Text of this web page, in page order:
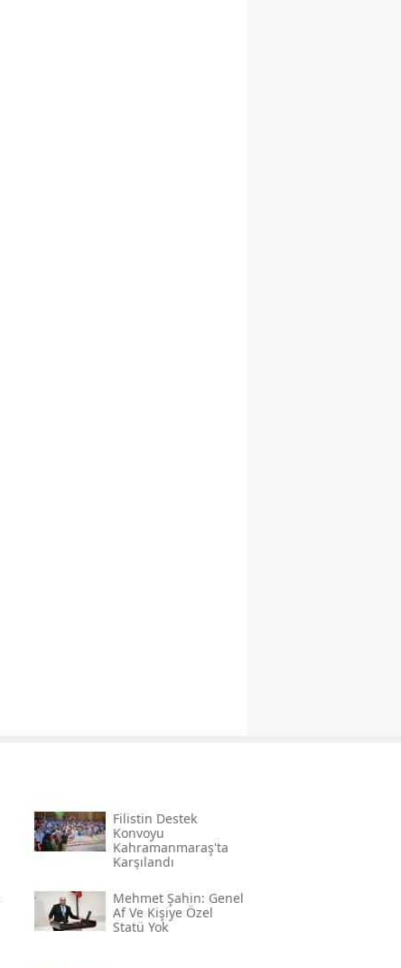
Filistin Destek
Konvoyu
Kahramanmaraş'ta
Karşılandı
Mehmet Şahin: Genel
Af Ve Kişiye Özel
Statü Yok